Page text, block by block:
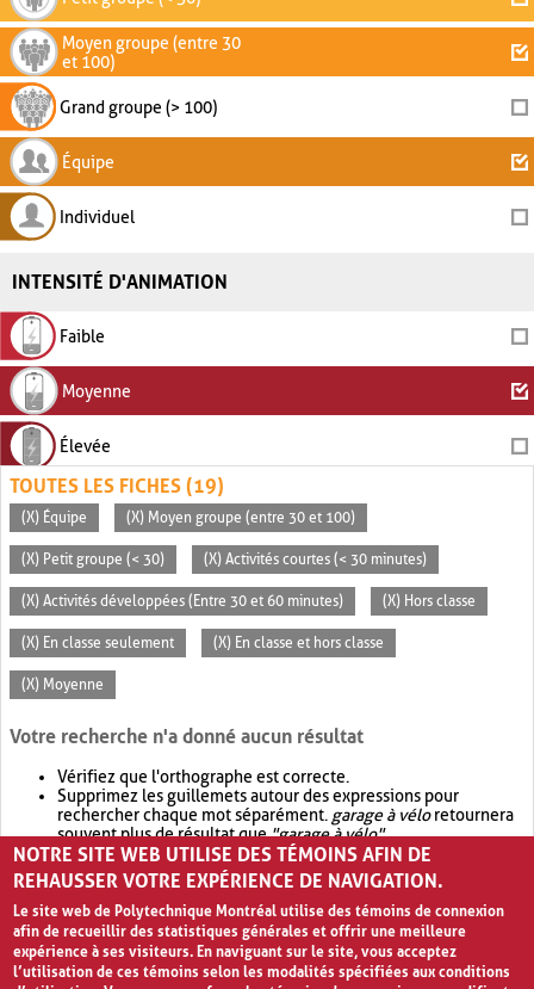
Moyen groupe (entre 30
et 100)
Grand groupe (> 100)
Équipe
Individuel
INTENSITÉ D'ANIMATION
Faible
Moyenne
Élevée
TOUTES LES FICHES (19)
(X) Équipe (X) Moyen groupe (entre 30 et 100)
(X) Petit groupe (< 30) (X) Activités courtes (< 30 minutes)
(X) Activités développées (Entre 30 et 60 minutes) (X) Hors classe
(X) En classe seulement (X) En classe et hors classe
(X) Moyenne
Votre recherche n'a donné aucun résultat
Vérifiez que l'orthographe est correcte.
Supprimez les guillemets autour des expressions pour
rechercher chaque mot séparément. garage à véloretournera
souvent plus de résultat que"garage à vélo".
Envisagez d'élargir votre recherche avec OR.garage OR vélo
retournera souvent plus de résultat quegarage à vélo
NOTRE SITE WEB UTILISE DES TÉMOINS AFIN DE
REHAUSSER VOTRE EXPÉRIENCE DE NAVIGATION.
Le site web de Polytechnique Montréal utilise des témoins de connexion
afin de recueillir des statistiques générales et offrir une meilleure
expérience à ses visiteurs. En naviguant sur le site, vous acceptez
l’utilisation de ces témoins selon les modalités spécifiées aux conditions